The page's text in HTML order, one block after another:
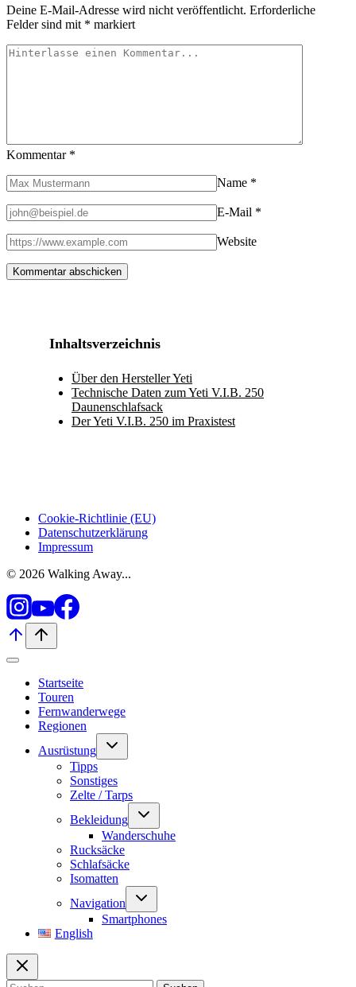
Vapour)
von
angekündigt
Deine E-Mail-Adresse wird nicht veröffentlicht. Erforderliche
Felder sind mit * markiert
Kommentar *
Name *
E-Mail *
Website
Inhaltsverzeichnis
Über den Hersteller Yeti
Technische Daten zum Yeti V.I.B. 250
Daunenschlafsack
Der Yeti V.I.B. 250 im Praxistest
Cookie-Richtlinie (EU)
Datenschutzerklärung
Impressum
© 2026 Walking Away...
Startseite
Touren
Fernwanderwege
Regionen
Ausrüstung
Untermenü
Tipps
Sonstiges
Zelte / Tarps
Bekleidung
Untermenü
Wanderschuhe
Rucksäcke
Schlafsäcke
Isomatten
Navigation
Untermenü
Smartphones
English